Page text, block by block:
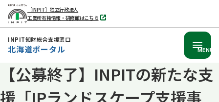
へ
［INPIT］独立行政法人
工業所有権情報・研修館はこちら
別
タ
INPIT知財総合支援窓口
北海道ポータル MENU
【公募終了】INPITの新たな支
援「IPランドスケープ支援事